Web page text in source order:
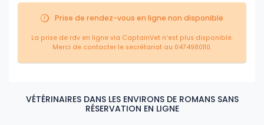
Prise de rendez-vous en ligne non disponible
La prise de rdv en ligne via CaptainVet n'est plus disponible.
Merci de contacter le secrétariat au 0474980110.
VÉTÉRINAIRES DANS LES ENVIRONS DE ROMANS SANS
RÉSERVATION EN LIGNE